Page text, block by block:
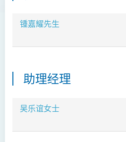
锺嘉耀先生
助理经理
吴乐谊女士